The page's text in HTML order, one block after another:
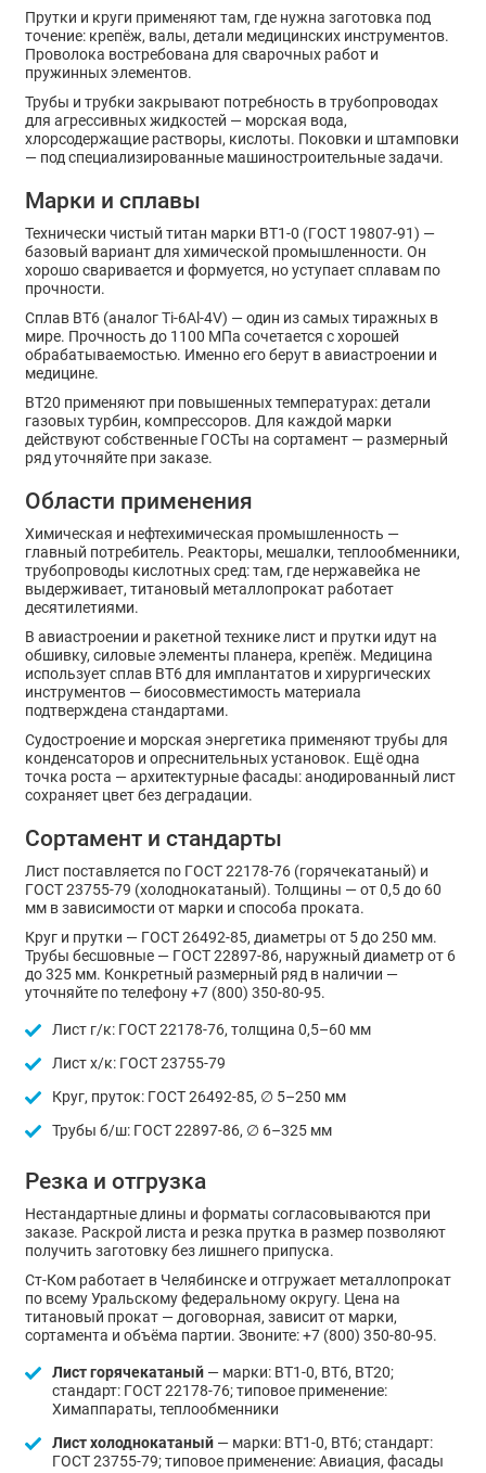
Прутки и круги применяют там, где нужна заготовка под
точение: крепёж, валы, детали медицинских инструментов.
Проволока востребована для сварочных работ и
пружинных элементов.
Трубы и трубки закрывают потребность в трубопроводах
для агрессивных жидкостей — морская вода,
хлорсодержащие растворы, кислоты. Поковки и штамповки
— под специализированные машиностроительные задачи.
Марки и сплавы
Технически чистый титан марки ВТ1-0 (ГОСТ 19807-91) —
базовый вариант для химической промышленности. Он
хорошо сваривается и формуется, но уступает сплавам по
прочности.
Сплав ВТ6 (аналог Ti-6Al-4V) — один из самых тиражных в
мире. Прочность до 1100 МПа сочетается с хорошей
обрабатываемостью. Именно его берут в авиастроении и
медицине.
ВТ20 применяют при повышенных температурах: детали
газовых турбин, компрессоров. Для каждой марки
действуют собственные ГОСТы на сортамент — размерный
ряд уточняйте при заказе.
Области применения
Химическая и нефтехимическая промышленность —
главный потребитель. Реакторы, мешалки, теплообменники,
трубопроводы кислотных сред: там, где нержавейка не
выдерживает, титановый металлопрокат работает
десятилетиями.
В авиастроении и ракетной технике лист и прутки идут на
обшивку, силовые элементы планера, крепёж. Медицина
использует сплав ВТ6 для имплантатов и хирургических
инструментов — биосовместимость материала
подтверждена стандартами.
Судостроение и морская энергетика применяют трубы для
конденсаторов и опреснительных установок. Ещё одна
точка роста — архитектурные фасады: анодированный лист
сохраняет цвет без деградации.
Сортамент и стандарты
Лист поставляется по ГОСТ 22178-76 (горячекатаный) и
ГОСТ 23755-79 (холоднокатаный). Толщины — от 0,5 до 60
мм в зависимости от марки и способа проката.
Круг и прутки — ГОСТ 26492-85, диаметры от 5 до 250 мм.
Трубы бесшовные — ГОСТ 22897-86, наружный диаметр от 6
до 325 мм. Конкретный размерный ряд в наличии —
уточняйте по телефону +7 (800) 350-80-95.
Лист г/к: ГОСТ 22178-76, толщина 0,5–60 мм
Лист х/к: ГОСТ 23755-79
Круг, пруток: ГОСТ 26492-85, ∅ 5–250 мм
Трубы б/ш: ГОСТ 22897-86, ∅ 6–325 мм
Резка и отгрузка
Нестандартные длины и форматы согласовываются при
заказе. Раскрой листа и резка прутка в размер позволяют
получить заготовку без лишнего припуска.
Ст-Ком работает в Челябинске и отгружает металлопрокат
по всему Уральскому федеральному округу. Цена на
титановый прокат — договорная, зависит от марки,
сортамента и объёма партии. Звоните: +7 (800) 350-80-95.
Лист горячекатаный— марки: ВТ1-0, ВТ6, ВТ20;
стандарт: ГОСТ 22178-76; типовое применение:
Химаппараты, теплообменники
Лист холоднокатаный— марки: ВТ1-0, ВТ6; стандарт:
ГОСТ 23755-79; типовое применение: Авиация, фасады